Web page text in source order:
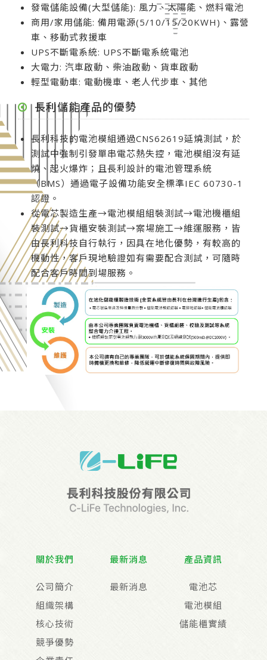
發電儲能設備(大型儲能): 風力、太陽能、燃料電池
商用/家用儲能: 備用電源(5/10/15/20KWH)、露營
車、移動式救援車
UPS不斷電系統: UPS不斷電系統電池
大電力: 汽車啟動、柴油啟動、貨車啟動
輕型電動車: 電動機車、老人代步車、其他
長利儲能產品的優勢
長利科技的電池模組通過CNS62619延燒測試，於
測試中強制引發單串電芯熱失控，電池模組沒有延
燒、起火爆炸；且長利設計的電池管理系統
（BMS）通過電子設備功能安全標準IEC 60730-1
認證。
從電芯製造生產→電池模組組裝測試→電池機櫃組
裝測試→貨櫃安裝測試→案場施工→維運服務，皆
由長利科技自行執行，因具在地化優勢，有較高的
機動性，客戶現地驗證如有需要配合測試，可隨時
配合客戶時間到場服務。
關於我們
公司簡介
組織架構
核心技術
競爭優勢
最新消息
最新消息
產品資訊
電池芯
電池模組
儲能櫃實績